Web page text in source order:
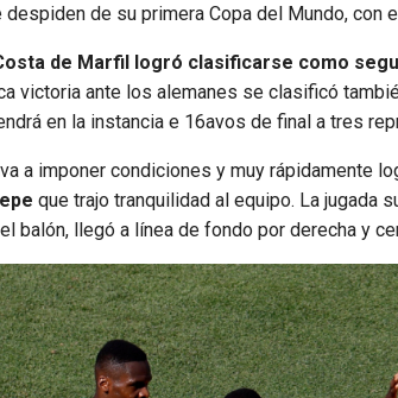
de su primera Copa del Mundo, con
de Marfil logró clasificarse como
victoria ante los alemanes se clasificó
en la instancia e 16avos de final a tres
a imponer condiciones y muy rápidamente
que trajo tranquilidad al equipo. La jugada
balón, llegó a línea de fondo por derecha y